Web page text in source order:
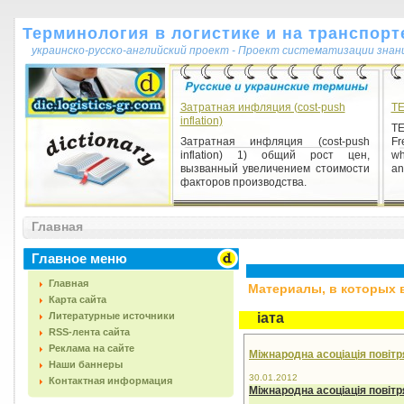
Терминология в логистике и на
украинско-русско-английский проект - Проект систематизации
Затратная инфляция (cost-push
inflation)
Затратная инфляция (cost-push
inflation) 1) общий рост цен,
вызванный увеличением стоимости
факторов производства.
Главная
Главное меню
Главная
Карта сайта
Литературные источники
RSS-лента сайта
Реклама на сайте
Наши баннеры
Контактная информация
Материалы, в которых
іата
Міжнародна асоціація
30.01.2012
Міжнародна асоціація